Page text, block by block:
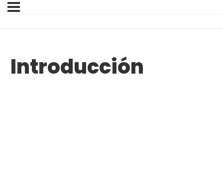
Introducción